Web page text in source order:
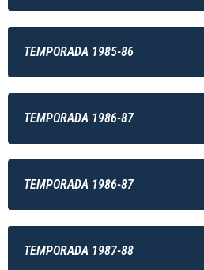
TEMPORADA 1985-86
TEMPORADA 1986-87
TEMPORADA 1986-87
TEMPORADA 1987-88